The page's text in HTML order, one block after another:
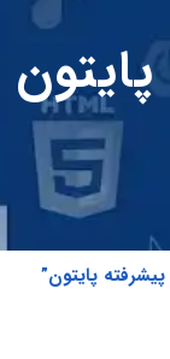
پایتون”